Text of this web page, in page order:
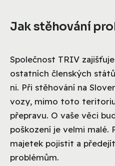
Jak stěhování
Společnost TRIV
ostatních členských
ni. Při stěhování na
vozy, mimo toto
přepravu. O vaše věci
poškození je velmi malé.
majetek pojistit a
problémům.